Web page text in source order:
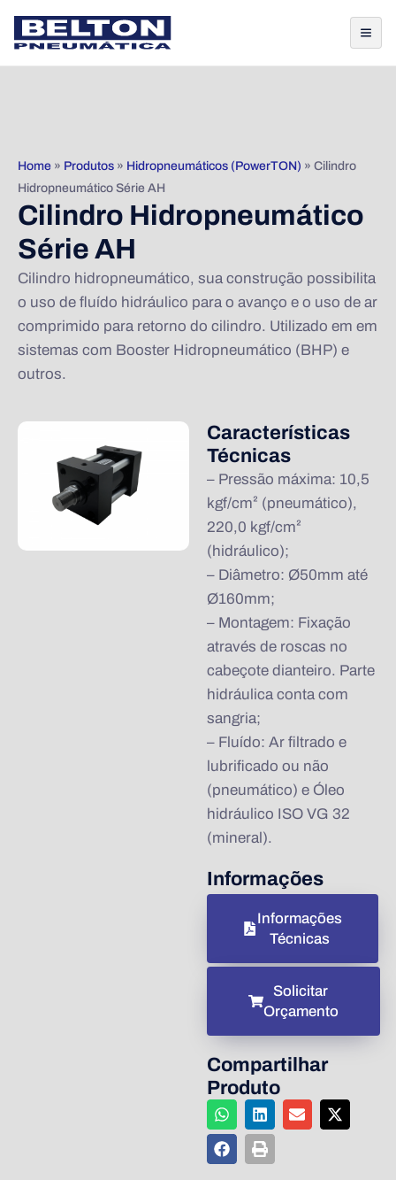
Home » Produtos » Hidropneumáticos (PowerTON) » Cilindro
Hidropneumático Série AH
Cilindro Hidropneumático
Série AH
Cilindro hidropneumático, sua construção possibilita
o uso de fluído hidráulico para o avanço e o uso de ar
comprimido para retorno do cilindro. Utilizado em em
sistemas com Booster Hidropneumático (BHP) e
outros.
Características
Técnicas
– Pressão máxima: 10,5
kgf/cm² (pneumático),
220,0 kgf/cm²
(hidráulico);
– Diâmetro: Ø50mm até
Ø160mm;
– Montagem: Fixação
através de roscas no
cabeçote dianteiro. Parte
hidráulica conta com
sangria;
– Fluído: Ar filtrado e
lubrificado ou não
(pneumático) e Óleo
hidráulico ISO VG 32
(mineral).
Informações
Informações
Técnicas
Solicitar
Orçamento
Compartilhar
Produto